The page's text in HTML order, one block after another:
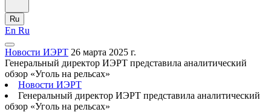
Ru
En Ru
Новости ИЭРТ 26 марта 2025 г.
Генеральный директор ИЭРТ представила аналитический
обзор «Уголь на рельсах»
Новости ИЭРТ
Генеральный директор ИЭРТ представила аналитический
обзор «Уголь на рельсах»